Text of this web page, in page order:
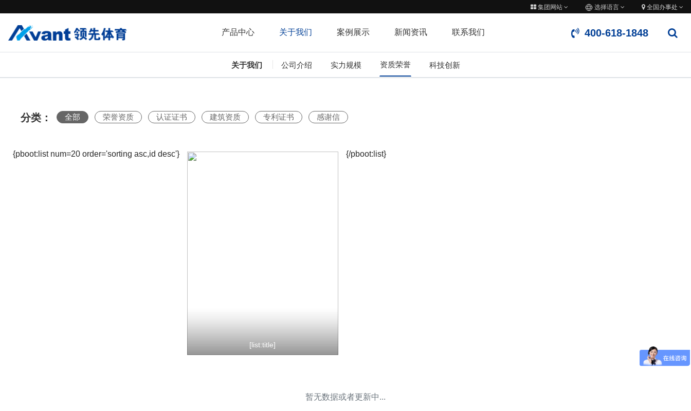
集团网站 选择语言 全国办事处
产品中心 关于我们 案例展示 新闻资讯 联系我们 400-618-1848
关于我们 公司介绍 实力规模 资质荣誉 科技创新
分类： 全部 荣誉资质 认证证书 建筑资质 专利证书 感谢信
{pboot:list num=20 order='sorting asc,id desc'}
[list:title]
{/pboot:list}
暂无数据或者更新中...